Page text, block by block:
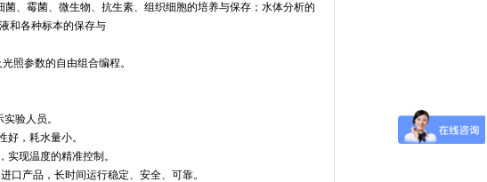
、霉菌、微生物、抗生素、组织细胞的培养与保存；水体分析的
和各种标本的保存与
照参数的自由组合编程。
验人员。
好，耗水量小。
现温度的精准控制。
口产品，长时间运行稳定、安全、可靠。